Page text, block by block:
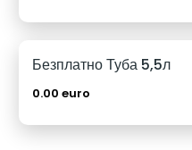
Безплатно Туба 5,5л
0.00 euro